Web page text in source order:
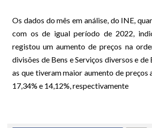
Os dados do mês em análise, do INE,
com os de igual período de 2022,
registou um aumento de preços na
divisões de Bens e Serviços diversos e de
as que tiveram maior aumento de preços
17,34% e 14,12%, respectivamente